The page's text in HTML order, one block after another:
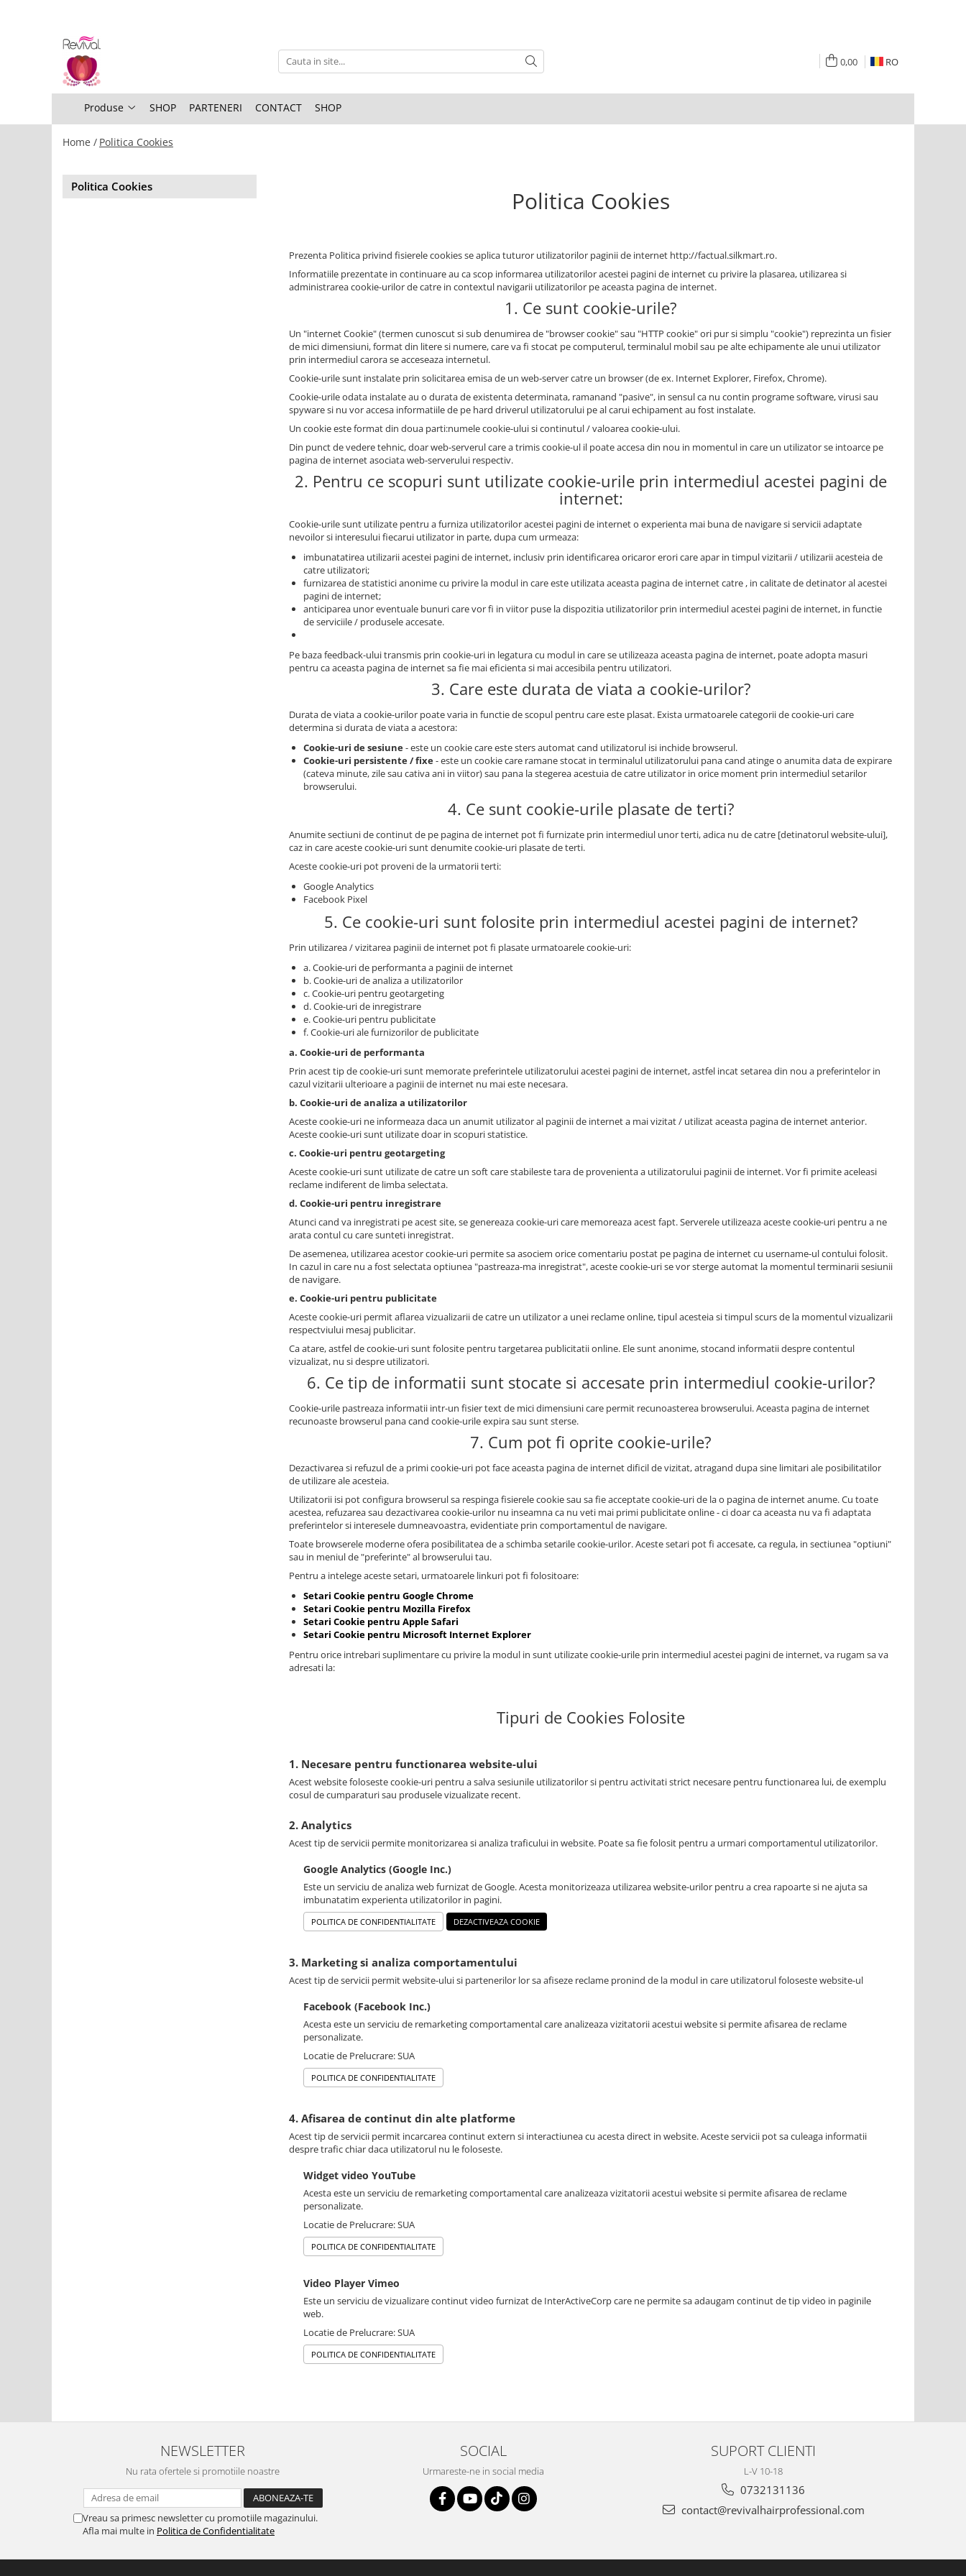
Produse
Profesional Use
Revival Miracle Treatments
Revival Styling
Revival Volume
0,00 RO
Produse SHOP PARTENERI CONTACT SHOP
Home / Politica Cookies
Politica Cookies
Prezenta Politica privind fisierele cookies se aplica tuturor utilizatorilor paginii de internet http://factual.silkmart.ro.
Informatiile prezentate in continuare au ca scop informarea utilizatorilor acestei pagini de internet cu privire la plasarea, utilizarea si
administrarea cookie-urilor de catre in contextul navigarii utilizatorilor pe aceasta pagina de internet.
1. Ce sunt cookie-urile?
Un "internet Cookie" (termen cunoscut si sub denumirea de "browser cookie" sau "HTTP cookie" ori pur si simplu "cookie") reprezinta un fisier
de mici dimensiuni, format din litere si numere, care va fi stocat pe computerul, terminalul mobil sau pe alte echipamente ale unui utilizator
prin intermediul carora se acceseaza internetul.
Cookie-urile sunt instalate prin solicitarea emisa de un web-server catre un browser (de ex. Internet Explorer, Firefox, Chrome).
Cookie-urile odata instalate au o durata de existenta determinata, ramanand "pasive", in sensul ca nu contin programe software, virusi sau
spyware si nu vor accesa informatiile de pe hard driverul utilizatorului pe al carui echipament au fost instalate.
Un cookie este format din doua parti:numele cookie-ului si continutul / valoarea cookie-ului.
Din punct de vedere tehnic, doar web-serverul care a trimis cookie-ul il poate accesa din nou in momentul in care un utilizator se intoarce pe
pagina de internet asociata web-serverului respectiv.
2. Pentru ce scopuri sunt utilizate cookie-urile prin intermediul acestei pagini de
internet:
Cookie-urile sunt utilizate pentru a furniza utilizatorilor acestei pagini de internet o experienta mai buna de navigare si servicii adaptate
nevoilor si interesului fiecarui utilizator in parte, dupa cum urmeaza:
imbunatatirea utilizarii acestei pagini de internet, inclusiv prin identificarea oricaror erori care apar in timpul vizitarii / utilizarii acesteia de
catre utilizatori;
furnizarea de statistici anonime cu privire la modul in care este utilizata aceasta pagina de internet catre , in calitate de detinator al acestei
pagini de internet;
anticiparea unor eventuale bunuri care vor fi in viitor puse la dispozitia utilizatorilor prin intermediul acestei pagini de internet, in functie
de serviciile / produsele accesate.
Pe baza feedback-ului transmis prin cookie-uri in legatura cu modul in care se utilizeaza aceasta pagina de internet, poate adopta masuri
pentru ca aceasta pagina de internet sa fie mai eficienta si mai accesibila pentru utilizatori.
3. Care este durata de viata a cookie-urilor?
Durata de viata a cookie-urilor poate varia in functie de scopul pentru care este plasat. Exista urmatoarele categorii de cookie-uri care
determina si durata de viata a acestora:
Cookie-uri de sesiune- este un cookie care este sters automat cand utilizatorul isi inchide browserul.
Cookie-uri persistente / fixe- este un cookie care ramane stocat in terminalul utilizatorului pana cand atinge o anumita data de expirare
(cateva minute, zile sau cativa ani in viitor) sau pana la stegerea acestuia de catre utilizator in orice moment prin intermediul setarilor
browserului.
4. Ce sunt cookie-urile plasate de terti?
Anumite sectiuni de continut de pe pagina de internet pot fi furnizate prin intermediul unor terti, adica nu de catre [detinatorul website-ului],
caz in care aceste cookie-uri sunt denumite cookie-uri plasate de terti.
Aceste cookie-uri pot proveni de la urmatorii terti:
Google Analytics
Facebook Pixel
5. Ce cookie-uri sunt folosite prin intermediul acestei pagini de internet?
Prin utilizarea / vizitarea paginii de internet pot fi plasate urmatoarele cookie-uri:
a. Cookie-uri de performanta a paginii de internet
b. Cookie-uri de analiza a utilizatorilor
c. Cookie-uri pentru geotargeting
d. Cookie-uri de inregistrare
e. Cookie-uri pentru publicitate
f. Cookie-uri ale furnizorilor de publicitate
a. Cookie-uri de performanta
Prin acest tip de cookie-uri sunt memorate preferintele utilizatorului acestei pagini de internet, astfel incat setarea din nou a preferintelor in
cazul vizitarii ulterioare a paginii de internet nu mai este necesara.
b. Cookie-uri de analiza a utilizatorilor
Aceste cookie-uri ne informeaza daca un anumit utilizator al paginii de internet a mai vizitat / utilizat aceasta pagina de internet anterior.
Aceste cookie-uri sunt utilizate doar in scopuri statistice.
c. Cookie-uri pentru geotargeting
Aceste cookie-uri sunt utilizate de catre un soft care stabileste tara de provenienta a utilizatorului paginii de internet. Vor fi primite aceleasi
reclame indiferent de limba selectata.
d. Cookie-uri pentru inregistrare
Atunci cand va inregistrati pe acest site, se genereaza cookie-uri care memoreaza acest fapt. Serverele utilizeaza aceste cookie-uri pentru a ne
arata contul cu care sunteti inregistrat.
De asemenea, utilizarea acestor cookie-uri permite sa asociem orice comentariu postat pe pagina de internet cu username-ul contului folosit.
In cazul in care nu a fost selectata optiunea "pastreaza-ma inregistrat", aceste cookie-uri se vor sterge automat la momentul terminarii sesiunii
de navigare.
e. Cookie-uri pentru publicitate
Aceste cookie-uri permit aflarea vizualizarii de catre un utilizator a unei reclame online, tipul acesteia si timpul scurs de la momentul vizualizarii
respectviului mesaj publicitar.
Ca atare, astfel de cookie-uri sunt folosite pentru targetarea publicitatii online. Ele sunt anonime, stocand informatii despre contentul
vizualizat, nu si despre utilizatori.
6. Ce tip de informatii sunt stocate si accesate prin intermediul cookie-urilor?
Cookie-urile pastreaza informatii intr-un fisier text de mici dimensiuni care permit recunoasterea browserului. Aceasta pagina de internet
recunoaste browserul pana cand cookie-urile expira sau sunt sterse.
7. Cum pot fi oprite cookie-urile?
Dezactivarea si refuzul de a primi cookie-uri pot face aceasta pagina de internet dificil de vizitat, atragand dupa sine limitari ale posibilitatilor
de utilizare ale acesteia.
Utilizatorii isi pot configura browserul sa respinga fisierele cookie sau sa fie acceptate cookie-uri de la o pagina de internet anume. Cu toate
acestea, refuzarea sau dezactivarea cookie-urilor nu inseamna ca nu veti mai primi publicitate online - ci doar ca aceasta nu va fi adaptata
preferintelor si interesele dumneavoastra, evidentiate prin comportamentul de navigare.
Toate browserele moderne ofera posibilitatea de a schimba setarile cookie-urilor. Aceste setari pot fi accesate, ca regula, in sectiunea "optiuni"
sau in meniul de "preferinte" al browserului tau.
Pentru a intelege aceste setari, urmatoarele linkuri pot fi folositoare:
Setari Cookie pentru Google Chrome
Setari Cookie pentru Mozilla Firefox
Setari Cookie pentru Apple Safari
Setari Cookie pentru Microsoft Internet Explorer
Pentru orice intrebari suplimentare cu privire la modul in sunt utilizate cookie-urile prin intermediul acestei pagini de internet, va rugam sa va
adresati la:
Tipuri de Cookies Folosite
1. Necesare pentru functionarea website-ului
Acest website foloseste cookie-uri pentru a salva sesiunile utilizatorilor si pentru activitati strict necesare pentru functionarea lui, de exemplu
cosul de cumparaturi sau produsele vizualizate recent.
2. Analytics
Acest tip de servicii permite monitorizarea si analiza traficului in website. Poate sa fie folosit pentru a urmari comportamentul utilizatorilor.
Google Analytics (Google Inc.)
Este un serviciu de analiza web furnizat de Google. Acesta monitorizeaza utilizarea website-urilor pentru a crea rapoarte si ne ajuta sa
imbunatatim experienta utilizatorilor in pagini.
POLITICA DE CONFIDENTIALITATE DEZACTIVEAZA COOKIE
3. Marketing si analiza comportamentului
Acest tip de servicii permit website-ului si partenerilor lor sa afiseze reclame pronind de la modul in care utilizatorul foloseste website-ul
Facebook (Facebook Inc.)
Acesta este un serviciu de remarketing comportamental care analizeaza vizitatorii acestui website si permite afisarea de reclame
personalizate.
Locatie de Prelucrare: SUA
POLITICA DE CONFIDENTIALITATE
4. Afisarea de continut din alte platforme
Acest tip de servicii permit incarcarea continut extern si interactiunea cu acesta direct in website. Aceste servicii pot sa culeaga informatii
despre trafic chiar daca utilizatorul nu le foloseste.
Widget video YouTube
Acesta este un serviciu de remarketing comportamental care analizeaza vizitatorii acestui website si permite afisarea de reclame
personalizate.
Locatie de Prelucrare: SUA
POLITICA DE CONFIDENTIALITATE
Video Player Vimeo
Este un serviciu de vizualizare continut video furnizat de InterActiveCorp care ne permite sa adaugam continut de tip video in paginile
web.
Locatie de Prelucrare: SUA
POLITICA DE CONFIDENTIALITATE
Politica Cookies
NEWSLETTER
Nu rata ofertele si promotiile noastre
Vreau sa primesc newsletter cu promotiile magazinului.
Afla mai multe in Politica de Confidentialitate
SOCIAL
Urmareste-ne in social media
SUPORT CLIENTI
L-V 10-18
0732131136
contact@revivalhairprofessional.com